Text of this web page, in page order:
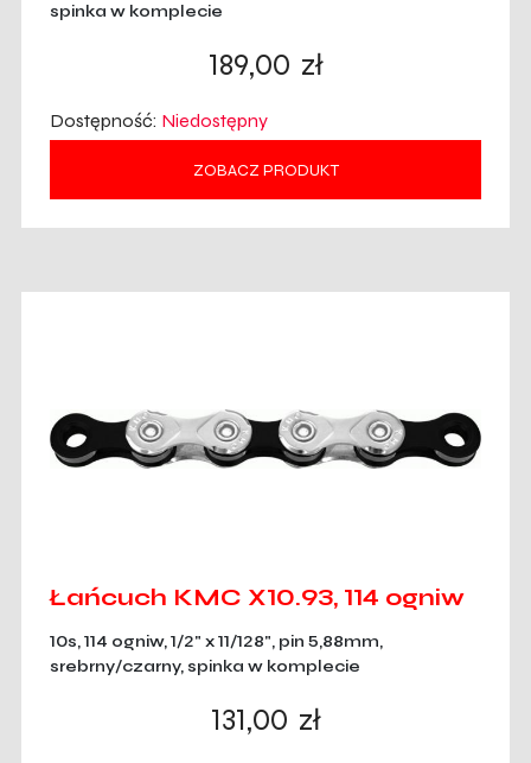
spinka w komplecie
189,00 zł
Dostępność: Niedostępny
ZOBACZ PRODUKT
Łańcuch KMC X10.93, 114 ogniw
10s, 114 ogniw, 1/2" x 11/128", pin 5,88mm,
srebrny/czarny, spinka w komplecie
131,00 zł